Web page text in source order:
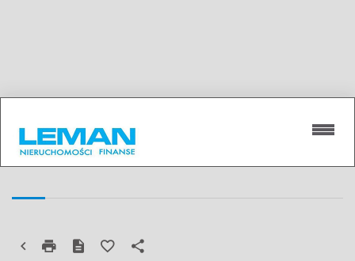
LUBLIN, CZECHÓW POŁUDNIOWY, OS.
LIPIŃSKIEGO
MIESZKANIE NA SPRZEDAŻ